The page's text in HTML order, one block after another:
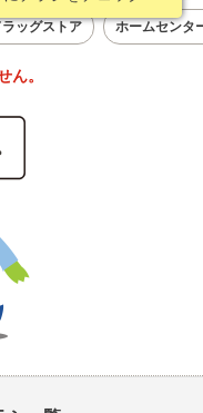
ラッグストア ホームセンタ
ん。